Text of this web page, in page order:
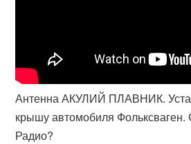
Антенна АКУЛИЙ ПЛАВНИК.
крышу автомобиля Фольксваген.
Радио?